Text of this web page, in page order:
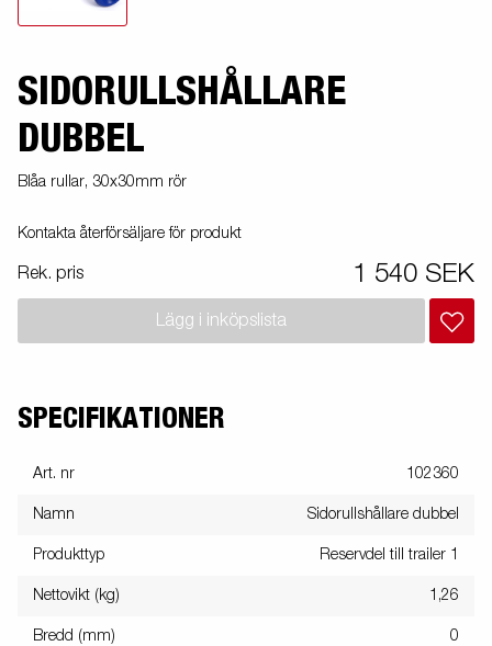
SIDORULLSHÅLLARE
DUBBEL
Blåa rullar, 30x30mm rör
Kontakta återförsäljare för produkt
Rek. pris 1 540 SEK
Lägg i inköpslista
SPECIFIKATIONER
Art. nr 102360
Namn Sidorullshållare dubbel
Produkttyp Reservdel till trailer 1
Nettovikt (kg) 1,26
Bredd (mm) 0